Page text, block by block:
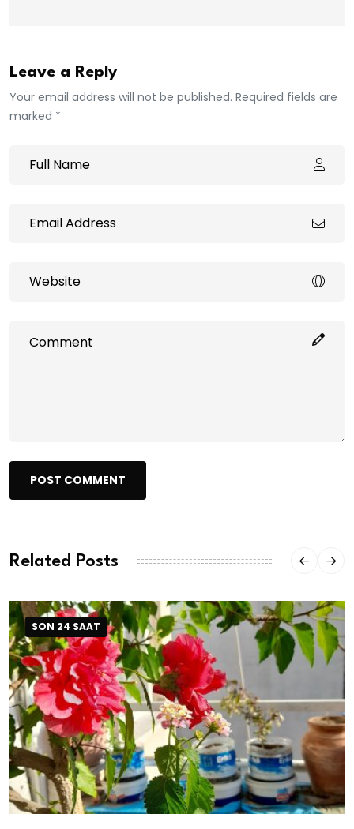
Leave a Reply
Your email address will not be published. Required fields are
marked *
POST COMMENT
Related Posts
SON 24 SAAT